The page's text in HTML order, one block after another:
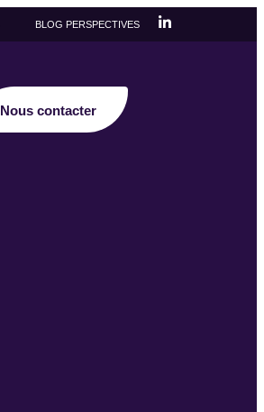
BLOG PERSPECTIVES
Nous contacter